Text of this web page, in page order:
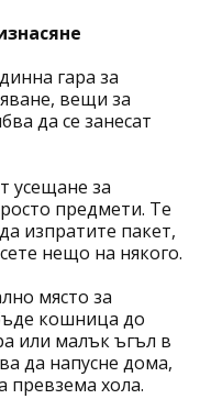
гара за
вещи за
да се занесат
усещане за
предмети. Те
изпратите пакет,
нещо на някого.
място за
кошница до
или малък ъгъл в
да напусне дома,
превзема хола.